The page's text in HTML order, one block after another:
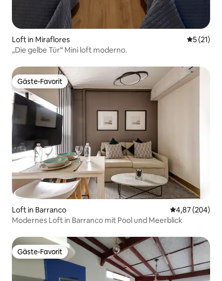
Loft in Miraflores
5 (21)
„Die gelbe Tür“ Mini loft moderno.
Gäste-Favorit
Gäste-Favorit
Loft in Barranco
4,87 (204)
Modernes Loft in Barranco mit Pool und Meerblick
Gäste-Favorit
Gäste-Favorit